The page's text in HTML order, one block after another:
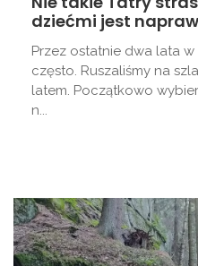
dziećmi jest
Przez ostatnie dwa lata
często. Ruszaliśmy na
latem. Początkowo
n...